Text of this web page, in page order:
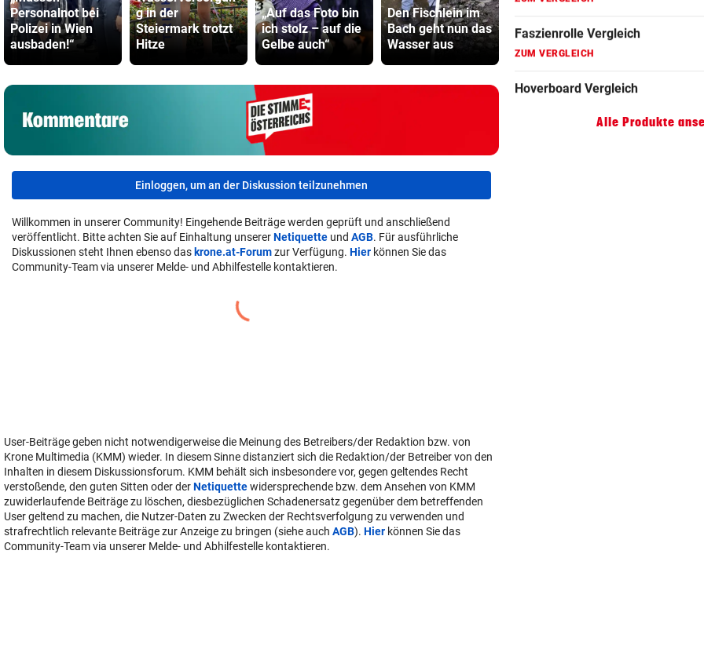
Personalnot bei
Polizei in Wien
ausbaden!“
g in der
Steiermark trotzt
Hitze
„Auf das Foto bin
ich stolz – auf die
Gelbe auch“
Den Fischlein im
Bach geht nun das
Wasser aus
– 60 Personen
ist
Einloggen, um an der Diskussion teilzunehmen
Willkommen in unserer Community! Eingehende Beiträge werden geprüft und anschließend
veröffentlicht. Bitte achten Sie auf Einhaltung unsererNetiquette und AGB. Für ausführliche
Diskussionen steht Ihnen ebenso das krone.at-Forumzur Verfügung. Hier können Sie das
Community-Team via unserer Melde- und Abhilfestelle kontaktieren.
ZUM VERGLEICH
ZUM VERGLEICH
Alle Produkte